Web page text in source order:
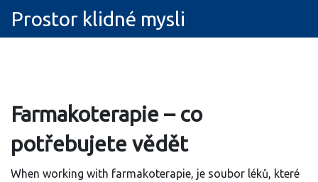
Prostor klidné mysli
Farmakoterapie – co
potřebujete vědět
When working with farmakoterapie, je soubor léků, které